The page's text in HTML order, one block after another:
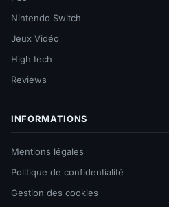
Nintendo Switch
Jeux Vidéo
High tech
Reviews
INFORMATIONS
Mentions légales
Politique de confidentialité
Gestion des cookies